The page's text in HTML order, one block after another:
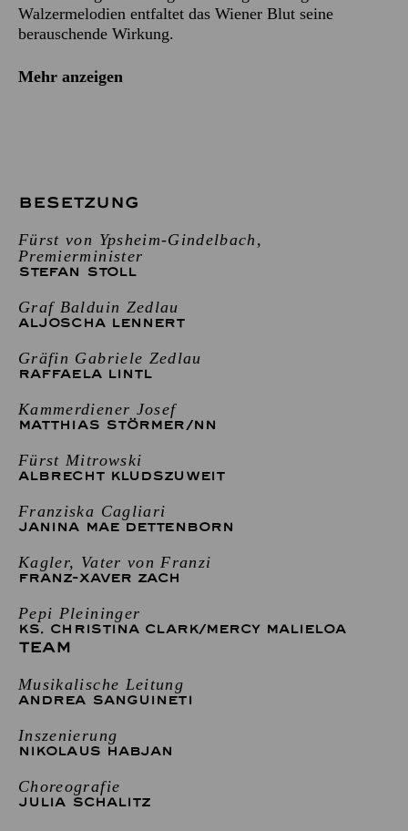
Walzermelodien entfaltet das Wiener Blut seine
berauschende Wirkung.
Mehr anzeigen
BESETZUNG
Fürst von Ypsheim-Gindelbach,
Premierminister
STEFAN STOLL
Graf Balduin Zedlau
ALJOSCHA LENNERT
Gräfin Gabriele Zedlau
RAFFAELA LINTL
Kammerdiener Josef
MATTHIAS STÖRMER/NN
Fürst Mitrowski
ALBRECHT KLUDSZUWEIT
Franziska Cagliari
JANINA MAE DETTENBORN
Kagler, Vater von Franzi
FRANZ-XAVER ZACH
Pepi Pleininger
KS. CHRISTINA CLARK/MERCY MALIELOA
TEAM
Musikalische Leitung
ANDREA SANGUINETI
Inszenierung
NIKOLAUS HABJAN
Choreografie
JULIA SCHALITZ